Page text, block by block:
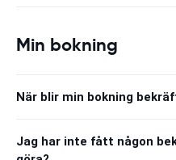
Min bokning
När blir min bokning
Jag har inte fått någon